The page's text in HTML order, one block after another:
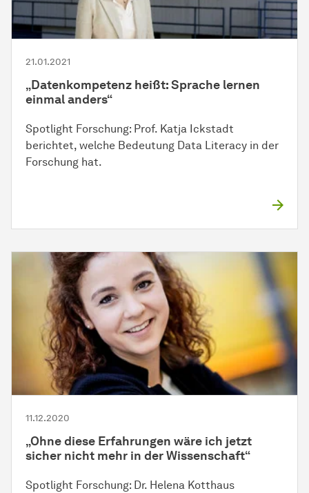
21.01.2021
„Datenkompetenz heißt: Sprache lernen
einmal anders“
Spotlight Forschung: Prof. Katja Ickstadt
berichtet, welche Bedeutung Data Literacy in der
Forschung hat.
11.12.2020
„Ohne diese Erfahrungen wäre ich jetzt
sicher nicht mehr in der Wissenschaft“
Spotlight Forschung: Dr. Helena Kotthaus